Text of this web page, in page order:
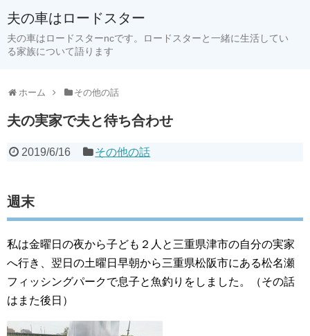
夫の車はロードスター
夫の車はロードスターncです。ロードスターと一緒に生活してい
る家族について語ります
ホーム その他の話
夫の実家で夫と待ち合わせ
2019/6/16 その他の話
週末
私は金曜日の夜から子ども２人と三重県津市の自分の実家
へ行き、翌日の土曜日早朝から三重県松阪市にある松名瀬
フィッシングパークで息子と魚釣りをしました。（その話
はまた後日）